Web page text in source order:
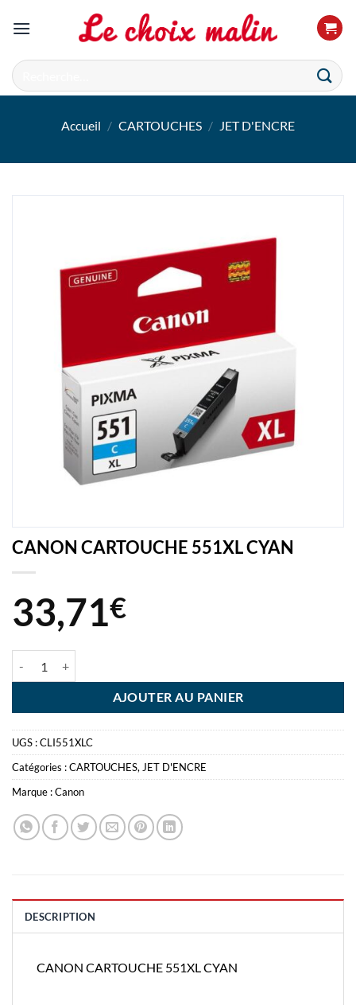
Recherche
pour :
Accueil / CARTOUCHES / JET D'ENCRE
CANON CARTOUCHE 551XL CYAN
33,71€
AJOUTER AU PANIER
UGS :CLI551XLC
Catégories :CARTOUCHES, JET D'ENCRE
Marque :Canon
DESCRIPTION
CANON CARTOUCHE 551XL CYAN